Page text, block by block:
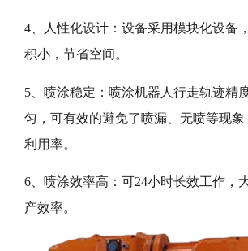
4、人性化设计：设备采用模块化设备
积小，节省空间。
5、喷涂稳定：喷涂机器人行走轨迹精
匀，可有效的避免了喷漏、无喷等现
利用率。
6、喷涂效率高：可24小时长效工作，
产效率。